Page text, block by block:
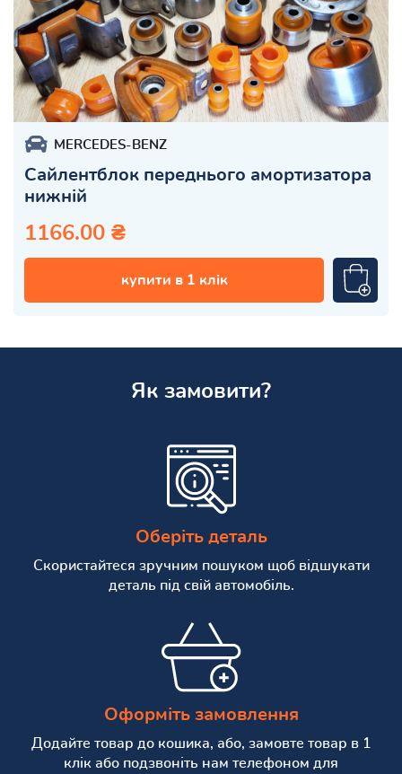
MERCEDES-BENZ
Сайлентблок переднього амортизатора
нижній
1166.00 ₴
купити в 1 клік
Як замовити?
Оберіть деталь
Скористайтеся зручним пошуком щоб відшукати
деталь під свій автомобіль.
Оформіть замовлення
Додайте товар до кошика, або, замовте товар в 1
клік або подзвоніть нам телефоном для